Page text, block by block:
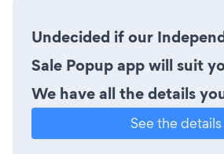
Undecided if our
Sale Popup app will suit
We have all the details
See the details